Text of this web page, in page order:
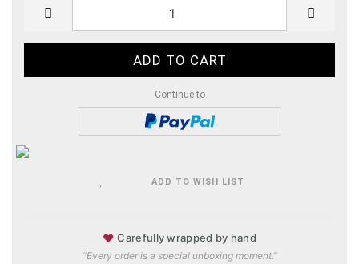
Continue to
ADD TO WISH LIST
♥ Carefully wrapped by hand
“Every order is a special unboxing moment.”